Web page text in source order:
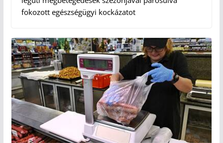
fokozott egészségügyi kockázatot